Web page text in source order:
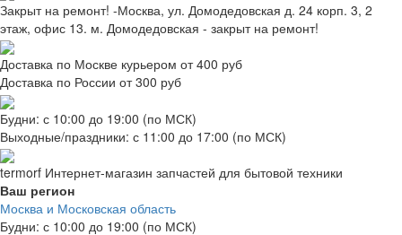
Закрыт на ремонт! -Москва, ул. Домодедовская д. 24 корп. 3, 2
этаж, офис 13. м. Домодедовская - закрыт на ремонт!
Доставка по Москве курьером от 400 руб
Доставка по России от 300 руб
Будни: с 10:00 до 19:00 (по МСК)
Выходные/праздники: с 11:00 до 17:00 (по МСК)
termorf Интернет-магазин запчастей для бытовой техники
Ваш регион
Москва и Московская область
Будни: с 10:00 до 19:00 (по МСК)